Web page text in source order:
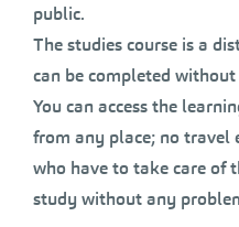
public.
The studies course is a
can be completed
You can access the
from any place; no travel
who have to take care of
study without any